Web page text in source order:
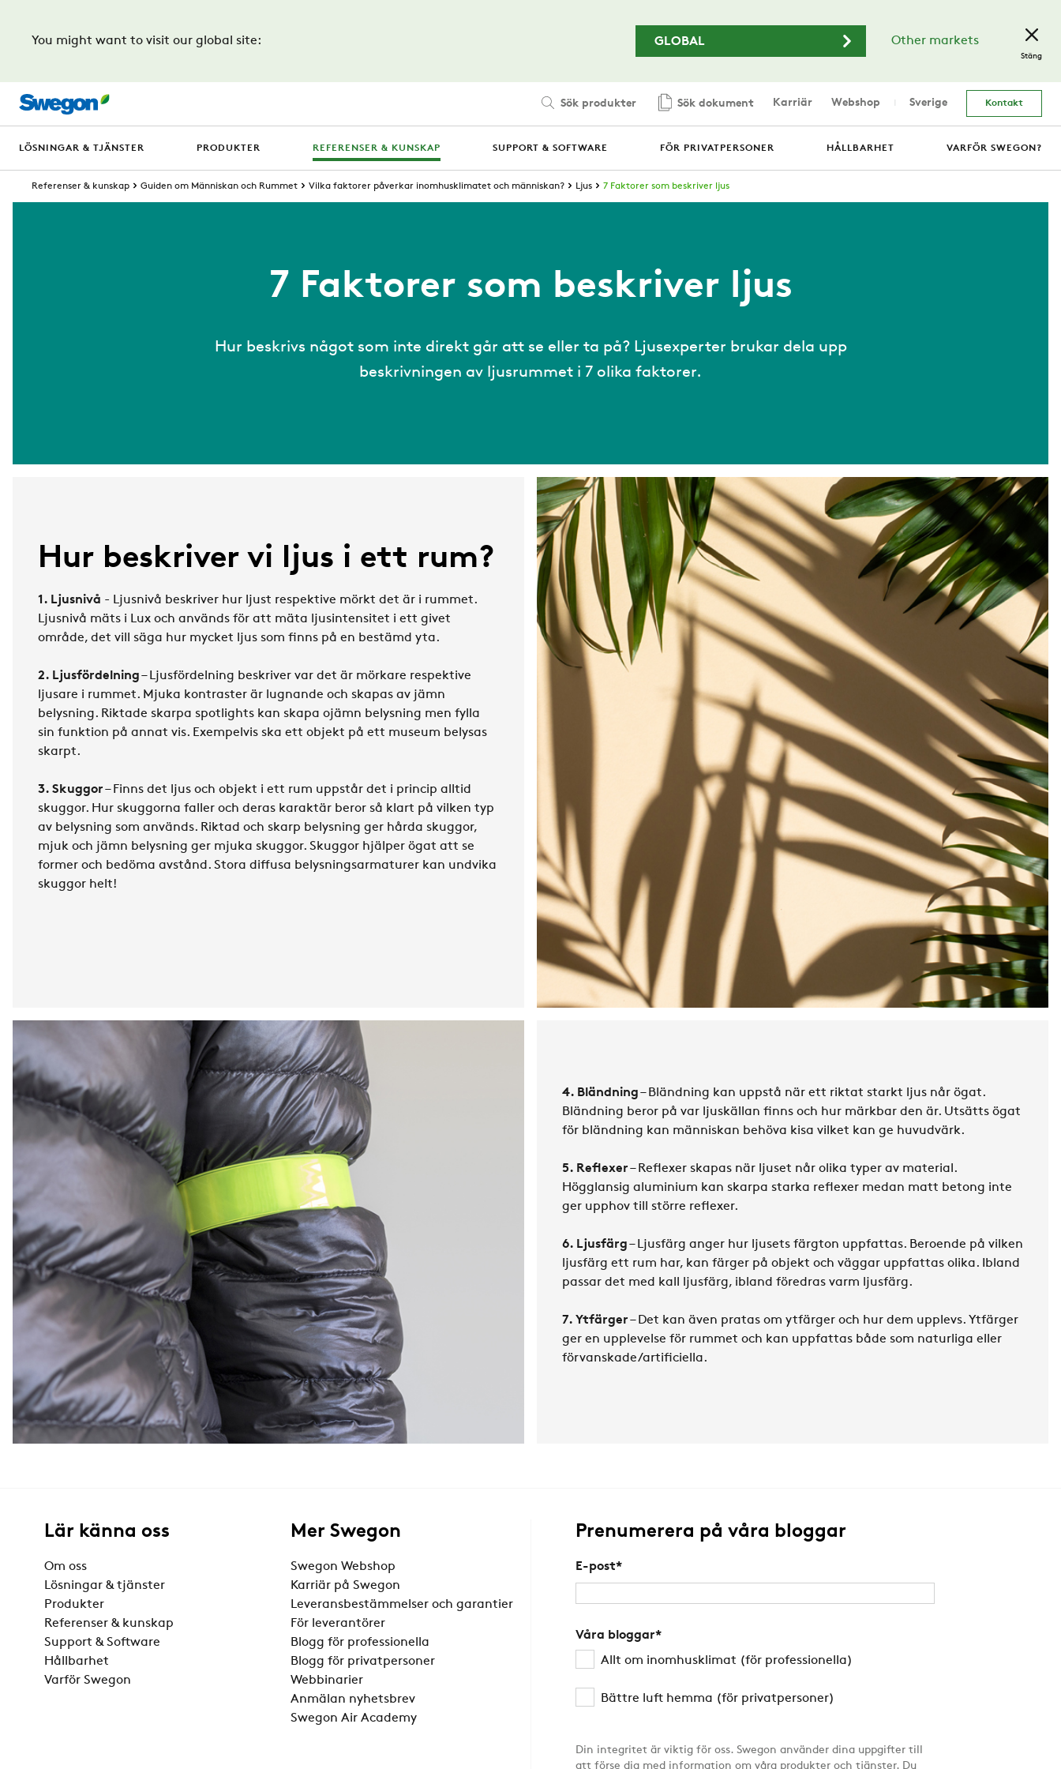
You might want to visit our global site:
GLOBAL Other markets
Stäng
Sök produkter Sök dokument Karriär Webshop Sverige Kontakt
LÖSNINGAR & TJÄNSTER PRODUKTER REFERENSER & KUNSKAP SUPPORT & SOFTWARE FÖR PRIVATPERSONER HÅLLBARHET VARFÖR SWEGON?
Referenser & kunskap Guiden om Människan och Rummet Vilka faktorer påverkar inomhusklimatet och människan? Ljus 7 Faktorer som beskriver ljus
7 Faktorer som beskriver ljus
Hur beskrivs något som inte direkt går att se eller ta på? Ljusexperter brukar dela upp
beskrivningen av ljusrummet i 7 olika faktorer.
Hur beskriver vi ljus i ett rum?
1. Ljusnivå - Ljusnivå beskriver hur ljust respektive mörkt det är i rummet.
Ljusnivå mäts i Lux och används för att mäta ljusintensitet i ett givet
område, det vill säga hur mycket ljus som finns på en bestämd yta.
2. Ljusfördelning– Ljusfördelning beskriver var det är mörkare respektive
ljusare i rummet. Mjuka kontraster är lugnande och skapas av jämn
belysning. Riktade skarpa spotlights kan skapa ojämn belysning men fylla
sin funktion på annat vis. Exempelvis ska ett objekt på ett museum belysas
skarpt.
3. Skuggor– Finns det ljus och objekt i ett rum uppstår det i princip alltid
skuggor. Hur skuggorna faller och deras karaktär beror så klart på vilken typ
av belysning som används. Riktad och skarp belysning ger hårda skuggor,
mjuk och jämn belysning ger mjuka skuggor. Skuggor hjälper ögat att se
former och bedöma avstånd. Stora diffusa belysningsarmaturer kan undvika
skuggor helt!
4. Bländning– Bländning kan uppstå när ett riktat starkt ljus når ögat.
Bländning beror på var ljuskällan finns och hur märkbar den är. Utsätts ögat
för bländning kan människan behöva kisa vilket kan ge huvudvärk.
5. Reflexer– Reflexer skapas när ljuset når olika typer av material.
Högglansig aluminium kan skarpa starka reflexer medan matt betong inte
ger upphov till större reflexer.
6. Ljusfärg– Ljusfärg anger hur ljusets färgton uppfattas. Beroende på vilken
ljusfärg ett rum har, kan färger på objekt och väggar uppfattas olika. Ibland
passar det med kall ljusfärg, ibland föredras varm ljusfärg.
7. Ytfärger– Det kan även pratas om ytfärger och hur dem upplevs. Ytfärger
ger en upplevelse för rummet och kan uppfattas både som naturliga eller
förvanskade/artificiella.
Lär känna oss
Om oss
Lösningar & tjänster
Produkter
Referenser & kunskap
Support & Software
Hållbarhet
Varför Swegon
Mer Swegon
Swegon Webshop
Karriär på Swegon
Leveransbestämmelser och garantier
För leverantörer
Blogg för professionella
Blogg för privatpersoner
Webbinarier
Anmälan nyhetsbrev
Swegon Air Academy
Prenumerera på våra bloggar
E-post*
Våra bloggar*
Allt om inomhusklimat (för professionella)
Bättre luft hemma (för privatpersoner)
Din integritet är viktig för oss. Swegon använder dina uppgifter till
att förse dig med information om våra produkter och tjänster. Du